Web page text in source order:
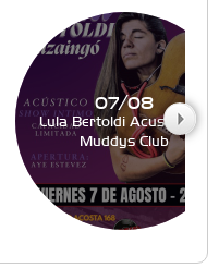
07/08
Lula Bertoldi Acustico en
Muddys Club